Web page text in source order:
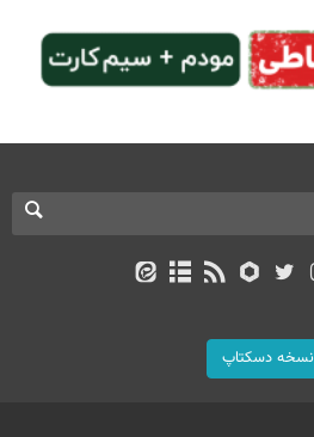
نسخه دسکتاپ